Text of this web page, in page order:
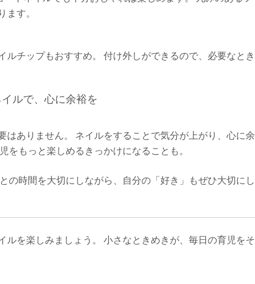
ます。
チップもおすすめ。 付け外しができるので、必要なとき
ルで、心に余裕を
ありません。 ネイルをすることで気分が上がり、心に余
をもっと楽しめるきっかけになることも。
の時間を大切にしながら、自分の「好き」もぜひ大切にし
を楽しみましょう。 小さなときめきが、毎日の育児をそ